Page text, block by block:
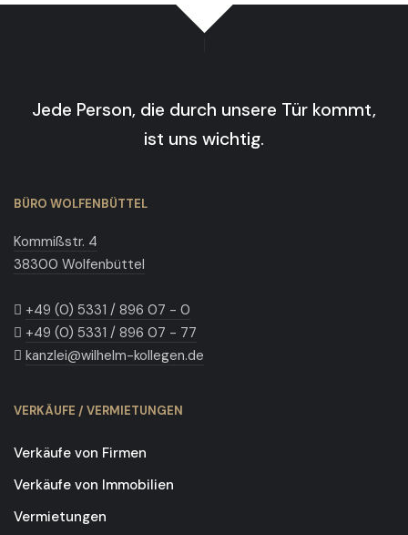
Jede Person, die durch unsere Tür kommt,
ist uns wichtig.
BÜRO WOLFENBÜTTEL
Kommißstr. 4
38300 Wolfenbüttel
+49 (0) 5331 / 896 07 - 0
+49 (0) 5331 / 896 07 - 77
kanzlei@wilhelm-kollegen.de
VERKÄUFE / VERMIETUNGEN
Verkäufe von Firmen
Verkäufe von Immobilien
Vermietungen